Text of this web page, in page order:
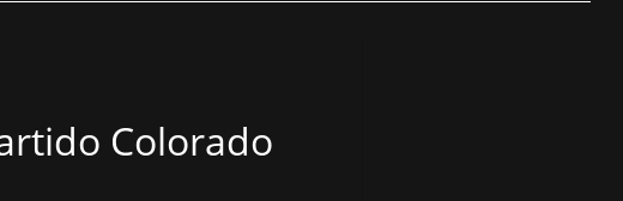
Colorado